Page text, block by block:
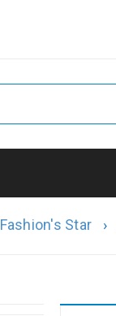
Fashion's Star ›